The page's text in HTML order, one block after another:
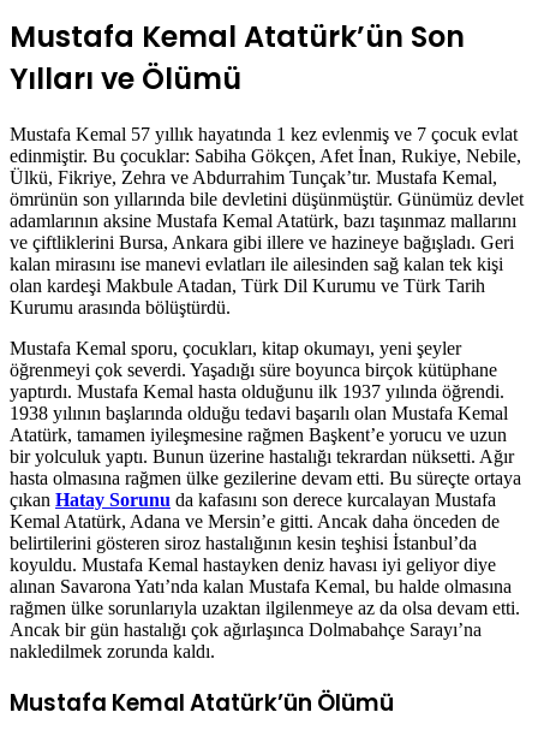
Mustafa Kemal Atatürk’ün Son
Yılları ve Ölümü
Mustafa Kemal 57 yıllık hayatında 1 kez evlenmiş ve 7 çocuk evlat
edinmiştir. Bu çocuklar: Sabiha Gökçen, Afet İnan, Rukiye, Nebile,
Ülkü, Fikriye, Zehra ve Abdurrahim Tunçak’tır. Mustafa Kemal,
ömrünün son yıllarında bile devletini düşünmüştür. Günümüz devlet
adamlarının aksine Mustafa Kemal Atatürk, bazı taşınmaz mallarını
ve çiftliklerini Bursa, Ankara gibi illere ve hazineye bağışladı. Geri
kalan mirasını ise manevi evlatları ile ailesinden sağ kalan tek kişi
olan kardeşi Makbule Atadan, Türk Dil Kurumu ve Türk Tarih
Kurumu arasında bölüştürdü.
Mustafa Kemal sporu, çocukları, kitap okumayı, yeni şeyler
öğrenmeyi çok severdi. Yaşadığı süre boyunca birçok kütüphane
yaptırdı. Mustafa Kemal hasta olduğunu ilk 1937 yılında öğrendi.
1938 yılının başlarında olduğu tedavi başarılı olan Mustafa Kemal
Atatürk, tamamen iyileşmesine rağmen Başkent’e yorucu ve uzun
bir yolculuk yaptı. Bunun üzerine hastalığı tekrardan nüksetti. Ağır
hasta olmasına rağmen ülke gezilerine devam etti. Bu süreçte ortaya
çıkan Hatay Sorunu da kafasını son derece kurcalayan Mustafa
Kemal Atatürk, Adana ve Mersin’e gitti. Ancak daha önceden de
belirtilerini gösteren siroz hastalığının kesin teşhisi İstanbul’da
koyuldu. Mustafa Kemal hastayken deniz havası iyi geliyor diye
alınan Savarona Yatı’nda kalan Mustafa Kemal, bu halde olmasına
rağmen ülke sorunlarıyla uzaktan ilgilenmeye az da olsa devam etti.
Ancak bir gün hastalığı çok ağırlaşınca Dolmabahçe Sarayı’na
nakledilmek zorunda kaldı.
Mustafa Kemal Atatürk’ün Ölümü